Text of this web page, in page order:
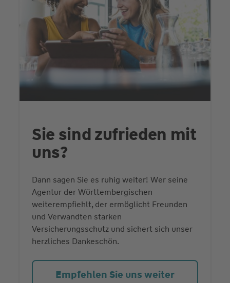
Sie sind zufrieden mit
uns?
Dann sagen Sie es ruhig weiter! Wer seine
Agentur der Württembergischen
weiterempfiehlt, der ermöglicht Freunden
und Verwandten starken
Versicherungsschutz und sichert sich unser
herzliches Dankeschön.
Empfehlen Sie uns weiter